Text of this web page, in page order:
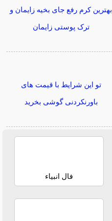
بهترین کرم رفع جای بخیه زایمان و
ترک پوستی زایمان
تو این شرایط با قیمت های
باورنکردنی گوشی بخرید
فال انبیاء